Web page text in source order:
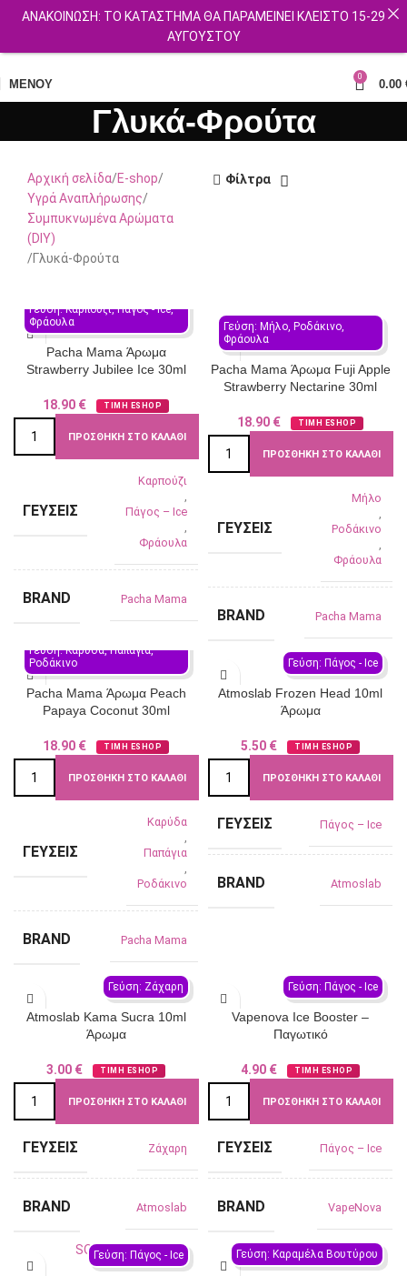
ΜΕΝΟΎ
0
0.00
Γλυκά-Φρούτα
Αρχική σελίδα E-shop
Υγρά Αναπλήρωσης
Συμπυκνωμένα Αρώματα
(DIY)
Γλυκά-Φρούτα
Φίλτρα
Γεύση: Καρπούζι, Πάγος - Ιce,
Φράουλα
Pacha Mama Άρωμα
Strawberry Jubilee Ice 30ml
18.90 € ΤΙΜΗ ESHOP
ΠΡΟΣΘΉΚΗ ΣΤΟ ΚΑΛΆΘΙ
ΓΕΎΣΕΙΣ
Καρπούζι
,
Πάγος – Ιce
,
Φράουλα
BRAND Pacha Mama
Γεύση: Μήλο, Ροδάκινο,
Φράουλα
Pacha Mama Άρωμα Fuji Apple
Strawberry Nectarine 30ml
18.90 € ΤΙΜΗ ESHOP
ΠΡΟΣΘΉΚΗ ΣΤΟ ΚΑΛΆΘΙ
ΓΕΎΣΕΙΣ
Μήλο
,
Ροδάκινο
,
Φράουλα
BRAND Pacha Mama
Γεύση: Καρύδα, Παπάγια,
Ροδάκινο
Pacha Mama Άρωμα Peach
Papaya Coconut 30ml
18.90 € ΤΙΜΗ ESHOP
ΠΡΟΣΘΉΚΗ ΣΤΟ ΚΑΛΆΘΙ
ΓΕΎΣΕΙΣ
Καρύδα
,
Παπάγια
,
Ροδάκινο
BRAND Pacha Mama
Γεύση: Πάγος - Ιce
Atmoslab Frozen Head 10ml
Άρωμα
5.50 € ΤΙΜΗ ESHOP
ΠΡΟΣΘΉΚΗ ΣΤΟ ΚΑΛΆΘΙ
ΓΕΎΣΕΙΣ Πάγος – Ιce
BRAND Atmoslab
Γεύση: Ζάχαρη
Atmoslab Kama Sucra 10ml
Άρωμα
3.00 € ΤΙΜΗ ESHOP
ΠΡΟΣΘΉΚΗ ΣΤΟ ΚΑΛΆΘΙ
ΓΕΎΣΕΙΣ Ζάχαρη
BRAND Atmoslab
Γεύση: Πάγος - Ιce
Vapenova Ice Booster –
Παγωτικό
4.90 € ΤΙΜΗ ESHOP
ΠΡΟΣΘΉΚΗ ΣΤΟ ΚΑΛΆΘΙ
ΓΕΎΣΕΙΣ Πάγος – Ιce
BRAND VapeNova
Γεύση: Πάγος - Ιce
SOLD OUT Γεύση: Καραμέλα Βουτύρου
ΑΝΑΚΟΙΝΩΣΗ: ΤΟ ΚΑΤΑΣΤΗΜΑ ΘΑ ΠΑΡΑΜΕΙΝΕΙ ΚΛΕΙΣΤΟ 15-29
ΑΥΓΟΥΣΤΟΥ